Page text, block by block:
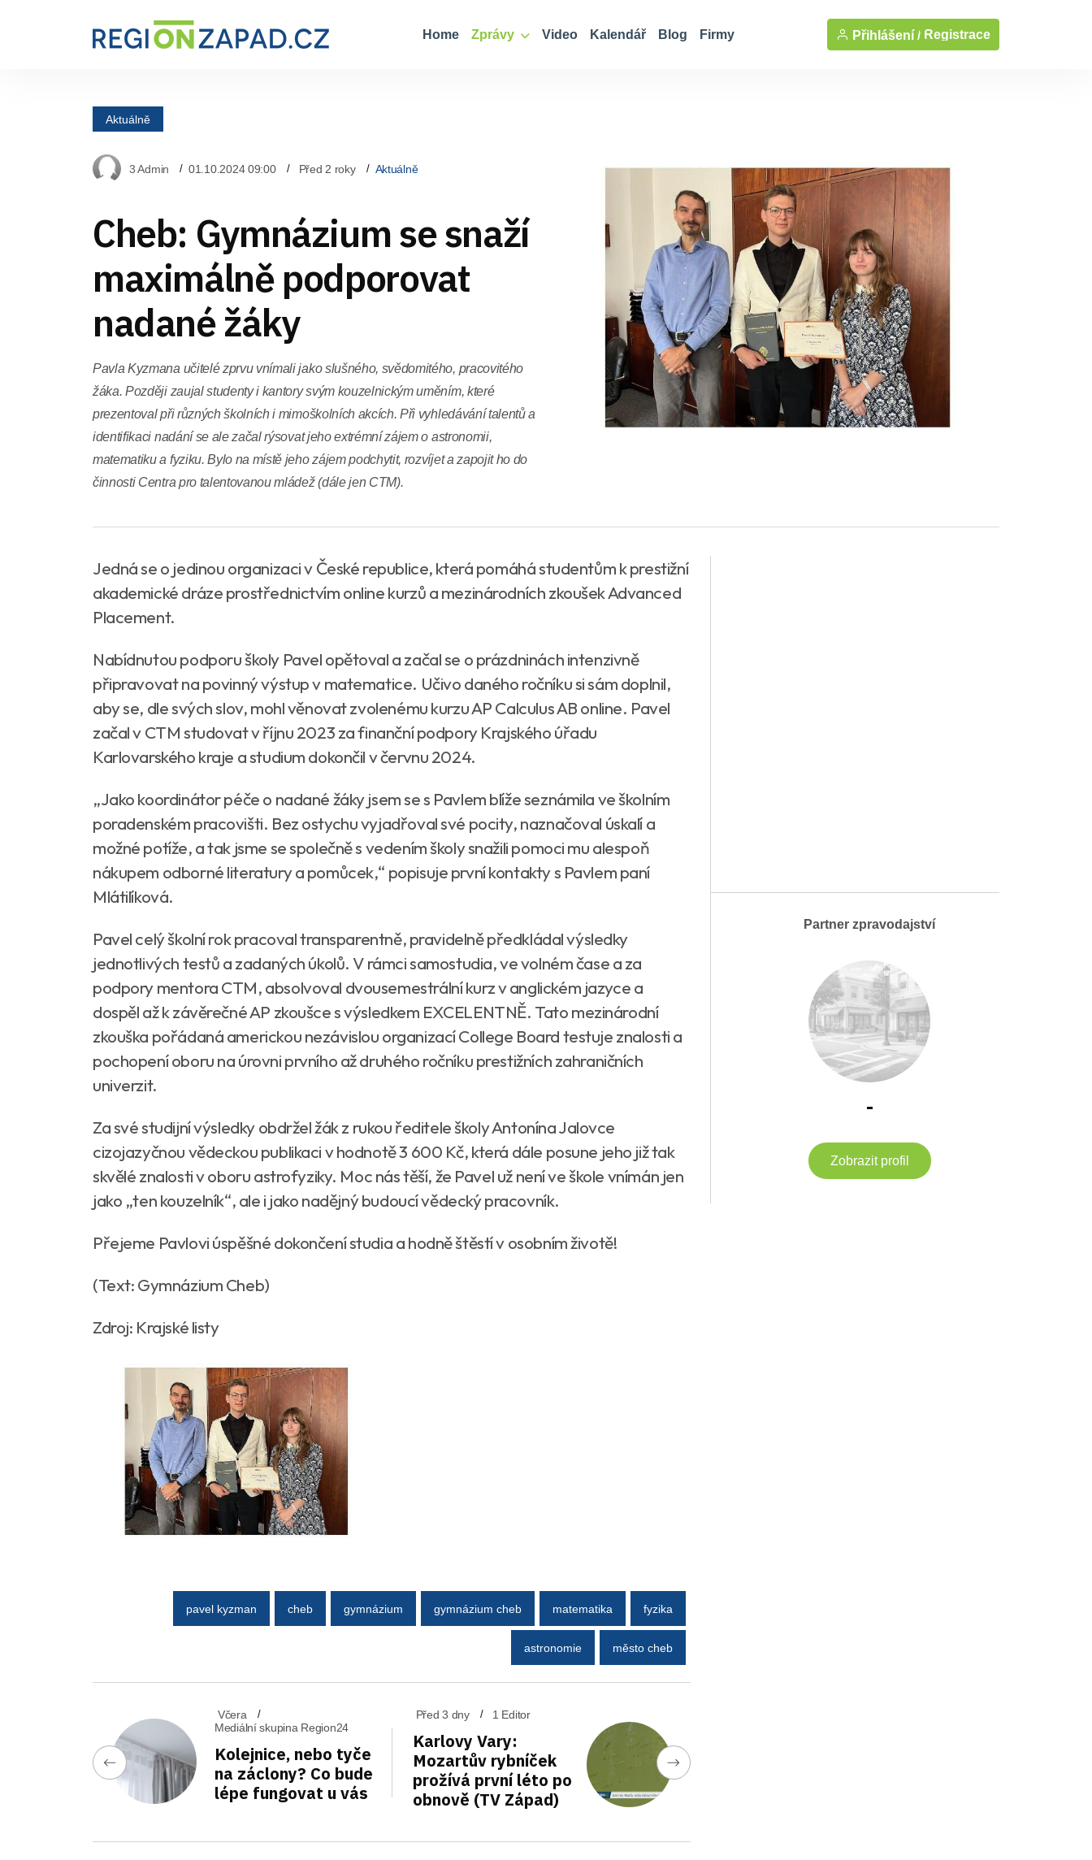
Home Zprávy Video Kalendář Blog Firmy Přihlášení / Registrace
Aktuálně
3 Admin 01.10.2024 09:00 Před 2 roky Aktuálně
Cheb: Gymnázium se snaží
maximálně podporovat
nadané žáky
Pavla Kyzmana učitelé zprvu vnímali jako slušného, svědomitého, pracovitého
žáka. Později zaujal studenty i kantory svým kouzelnickým uměním, které
prezentoval při různých školních i mimoškolních akcích. Při vyhledávání talentů a
identifikaci nadání se ale začal rýsovat jeho extrémní zájem o astronomii,
matematiku a fyziku. Bylo na místě jeho zájem podchytit, rozvíjet a zapojit ho do
činnosti Centra pro talentovanou mládež (dále jen CTM).
Jedná se o jedinou organizaci v České republice, která pomáhá studentům k prestižní
akademické dráze prostřednictvím online kurzů a mezinárodních zkoušek Advanced
Placement.
Nabídnutou podporu školy Pavel opětoval a začal se o prázdninách intenzivně
připravovat na povinný výstup v matematice. Učivo daného ročníku si sám doplnil,
aby se, dle svých slov, mohl věnovat zvolenému kurzu AP Calculus AB online. Pavel
začal v CTM studovat v říjnu 2023 za finanční podpory Krajského úřadu
Karlovarského kraje a studium dokončil v červnu 2024.
„Jako koordinátor péče o nadané žáky jsem se s Pavlem blíže seznámila ve školním
poradenském pracovišti. Bez ostychu vyjadřoval své pocity, naznačoval úskalí a
možné potíže, a tak jsme se společně s vedením školy snažili pomoci mu alespoň
nákupem odborné literatury a pomůcek,“ popisuje první kontakty s Pavlem paní
Mlátilíková.
Pavel celý školní rok pracoval transparentně, pravidelně předkládal výsledky
jednotlivých testů a zadaných úkolů. V rámci samostudia, ve volném čase a za
podpory mentora CTM, absolvoval dvousemestrální kurz v anglickém jazyce a
dospěl až k závěrečné AP zkoušce s výsledkem EXCELENTNĚ. Tato mezinárodní
zkouška pořádaná americkou nezávislou organizací College Board testuje znalosti a
pochopení oboru na úrovni prvního až druhého ročníku prestižních zahraničních
univerzit.
Za své studijní výsledky obdržel žák z rukou ředitele školy Antonína Jalovce
cizojazyčnou vědeckou publikaci v hodnotě 3 600 Kč, která dále posune jeho již tak
skvělé znalosti v oboru astrofyziky. Moc nás těší, že Pavel už není ve škole vnímán jen
jako „ten kouzelník“, ale i jako nadějný budoucí vědecký pracovník.
Přejeme Pavlovi úspěšné dokončení studia a hodně štěstí v osobním životě!
(Text: Gymnázium Cheb)
Zdroj: Krajské listy
pavel kyzman cheb gymnázium gymnázium cheb matematika fyzika
astronomie město cheb
Včera
Mediální skupina Region24
Kolejnice, nebo tyče
na záclony? Co bude
lépe fungovat u vás
Před 3 dny 1 Editor
Karlovy Vary:
Mozartův rybníček
prožívá první léto po
obnově (TV Západ)
Partner zpravodajství
-
Zobrazit profil